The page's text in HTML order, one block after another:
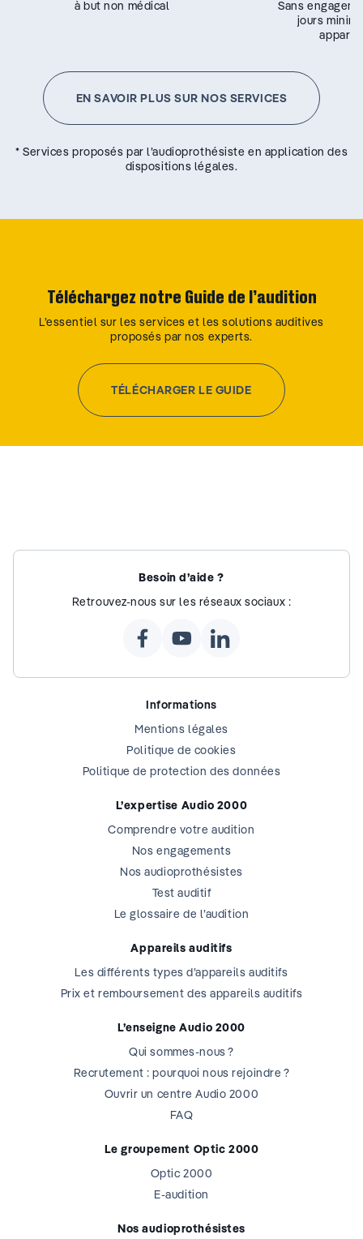
à but non médical
Sans
jours
EN SAVOIR PLUS SUR NOS SERVICES
* Services proposés par l’audioprothésiste en application des
dispositions légales.
Téléchargez notre Guide de l’audition
L’essentiel sur les services et les solutions auditives
proposés par nos experts.
TÉLÉCHARGER LE GUIDE
Besoin d’aide ?
Retrouvez-nous sur les réseaux sociaux :
Informations
Mentions légales
Politique de cookies
Politique de protection des données
L’expertise Audio 2000
Comprendre votre audition
Nos engagements
Nos audioprothésistes
Test auditif
Le glossaire de l’audition
Appareils auditifs
Les différents types d’appareils auditifs
Prix et remboursement des appareils auditifs
L’enseigne Audio 2000
Qui sommes-nous ?
Recrutement : pourquoi nous rejoindre ?
Ouvrir un centre Audio 2000
FAQ
Le groupement Optic 2000
Optic 2000
E-audition
Nos audioprothésistes